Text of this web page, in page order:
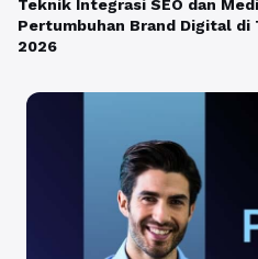
Teknik Integrasi SEO dan
Pertumbuhan Brand Digital di
2026